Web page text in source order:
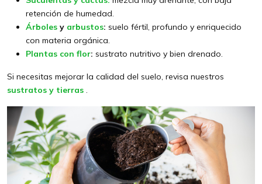
retención de humedad.
Árbolesy arbustos: suelo fértil, profundo y enriquecido
con materia orgánica.
Plantas con flor: sustrato nutritivo y bien drenado.
Si necesitas mejorar la calidad del suelo, revisa nuestros
sustratos y tierras .